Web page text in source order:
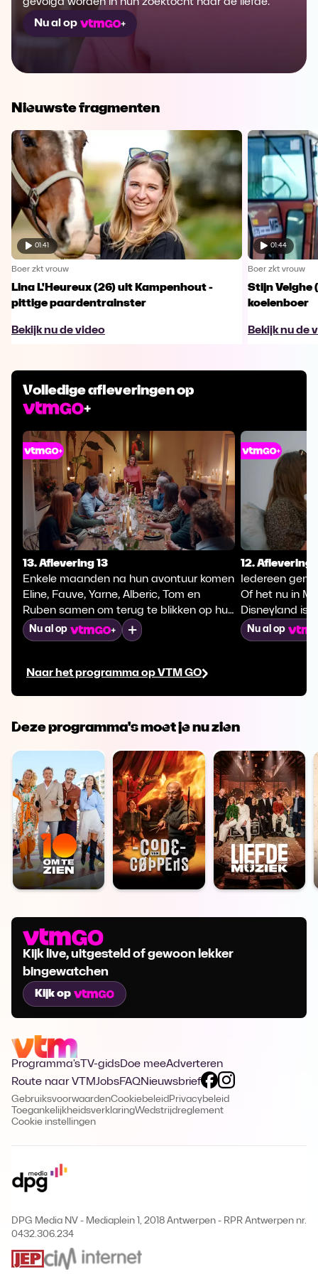
Nu al op
Nieuwste fragmenten
01:41
Boer zkt vrouw
Lina L'Heureux (26) uit Kampenhout -
pittige paardentrainster
Bekijk nu de video
01:44
Boer zkt vrouw
Stijn Velghe
koeienboer
Bekijk nu de
Volledige afleveringen op
Naar het programma op VTM GO
13. Aflevering 13
Enkele maanden na hun avontuur komen
Eline, Fauve, Yarne, Alberic, Tom en
Ruben samen om terug te blikken op hun
Boer zkt Vrouw-verhaal. Op de grote
reüniedag kijkt iedereen gespannen uit
koppel is.
Nu al op
12. Aflevering
Iedereen
Of het nu in
Disneyland is:
er geen
zich amuseert
gemaakt
Nu al op
Deze programma's moet je nu zien
Kijk live, uitgesteld of gewoon lekker
bingewatchen
Kijk op
Programma's TV-gidsDoe meeAdverteren
Route naar VTMJobsFAQNieuwsbrief
GebruiksvoorwaardenCookiebeleid Privacybeleid
ToegankelijkheidsverklaringWedstrijdreglement
Cookie instellingen
DPG Media NV - Mediaplein 1, 2018 Antwerpen - RPR Antwerpen nr.
0432.306.234